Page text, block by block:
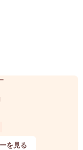
を見る